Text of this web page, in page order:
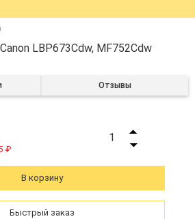
LBP673Cdw, MF752Cdw
Отзывы
₽
1
В корзину
Быстрый заказ